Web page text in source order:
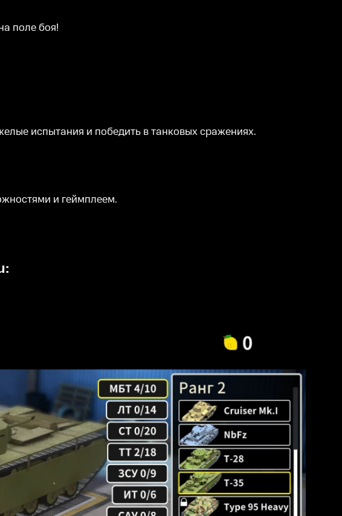
поле боя!
испытания и победить в танковых сражениях.
и геймплеем.